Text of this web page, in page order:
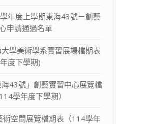
年度上學期東海43號－創藝
申請通過名單
學美術學系實習展場檔期表
度下學期)
海43號」創藝實習中心展覽檔
學年度下學期）
術空間展覽檔期表（114學年